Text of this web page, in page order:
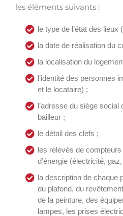
les éléments suivants :
le type de l’état des lieux
la date de réalisation du
la localisation du
l’identité des personnes
et le locataire) ;
l’adresse du siège social
bailleur ;
le détail des clefs ;
les relevés de
d’énergie (électricité,
la description de chaque
du plafond, du
de la peinture, des
lampes, les prises